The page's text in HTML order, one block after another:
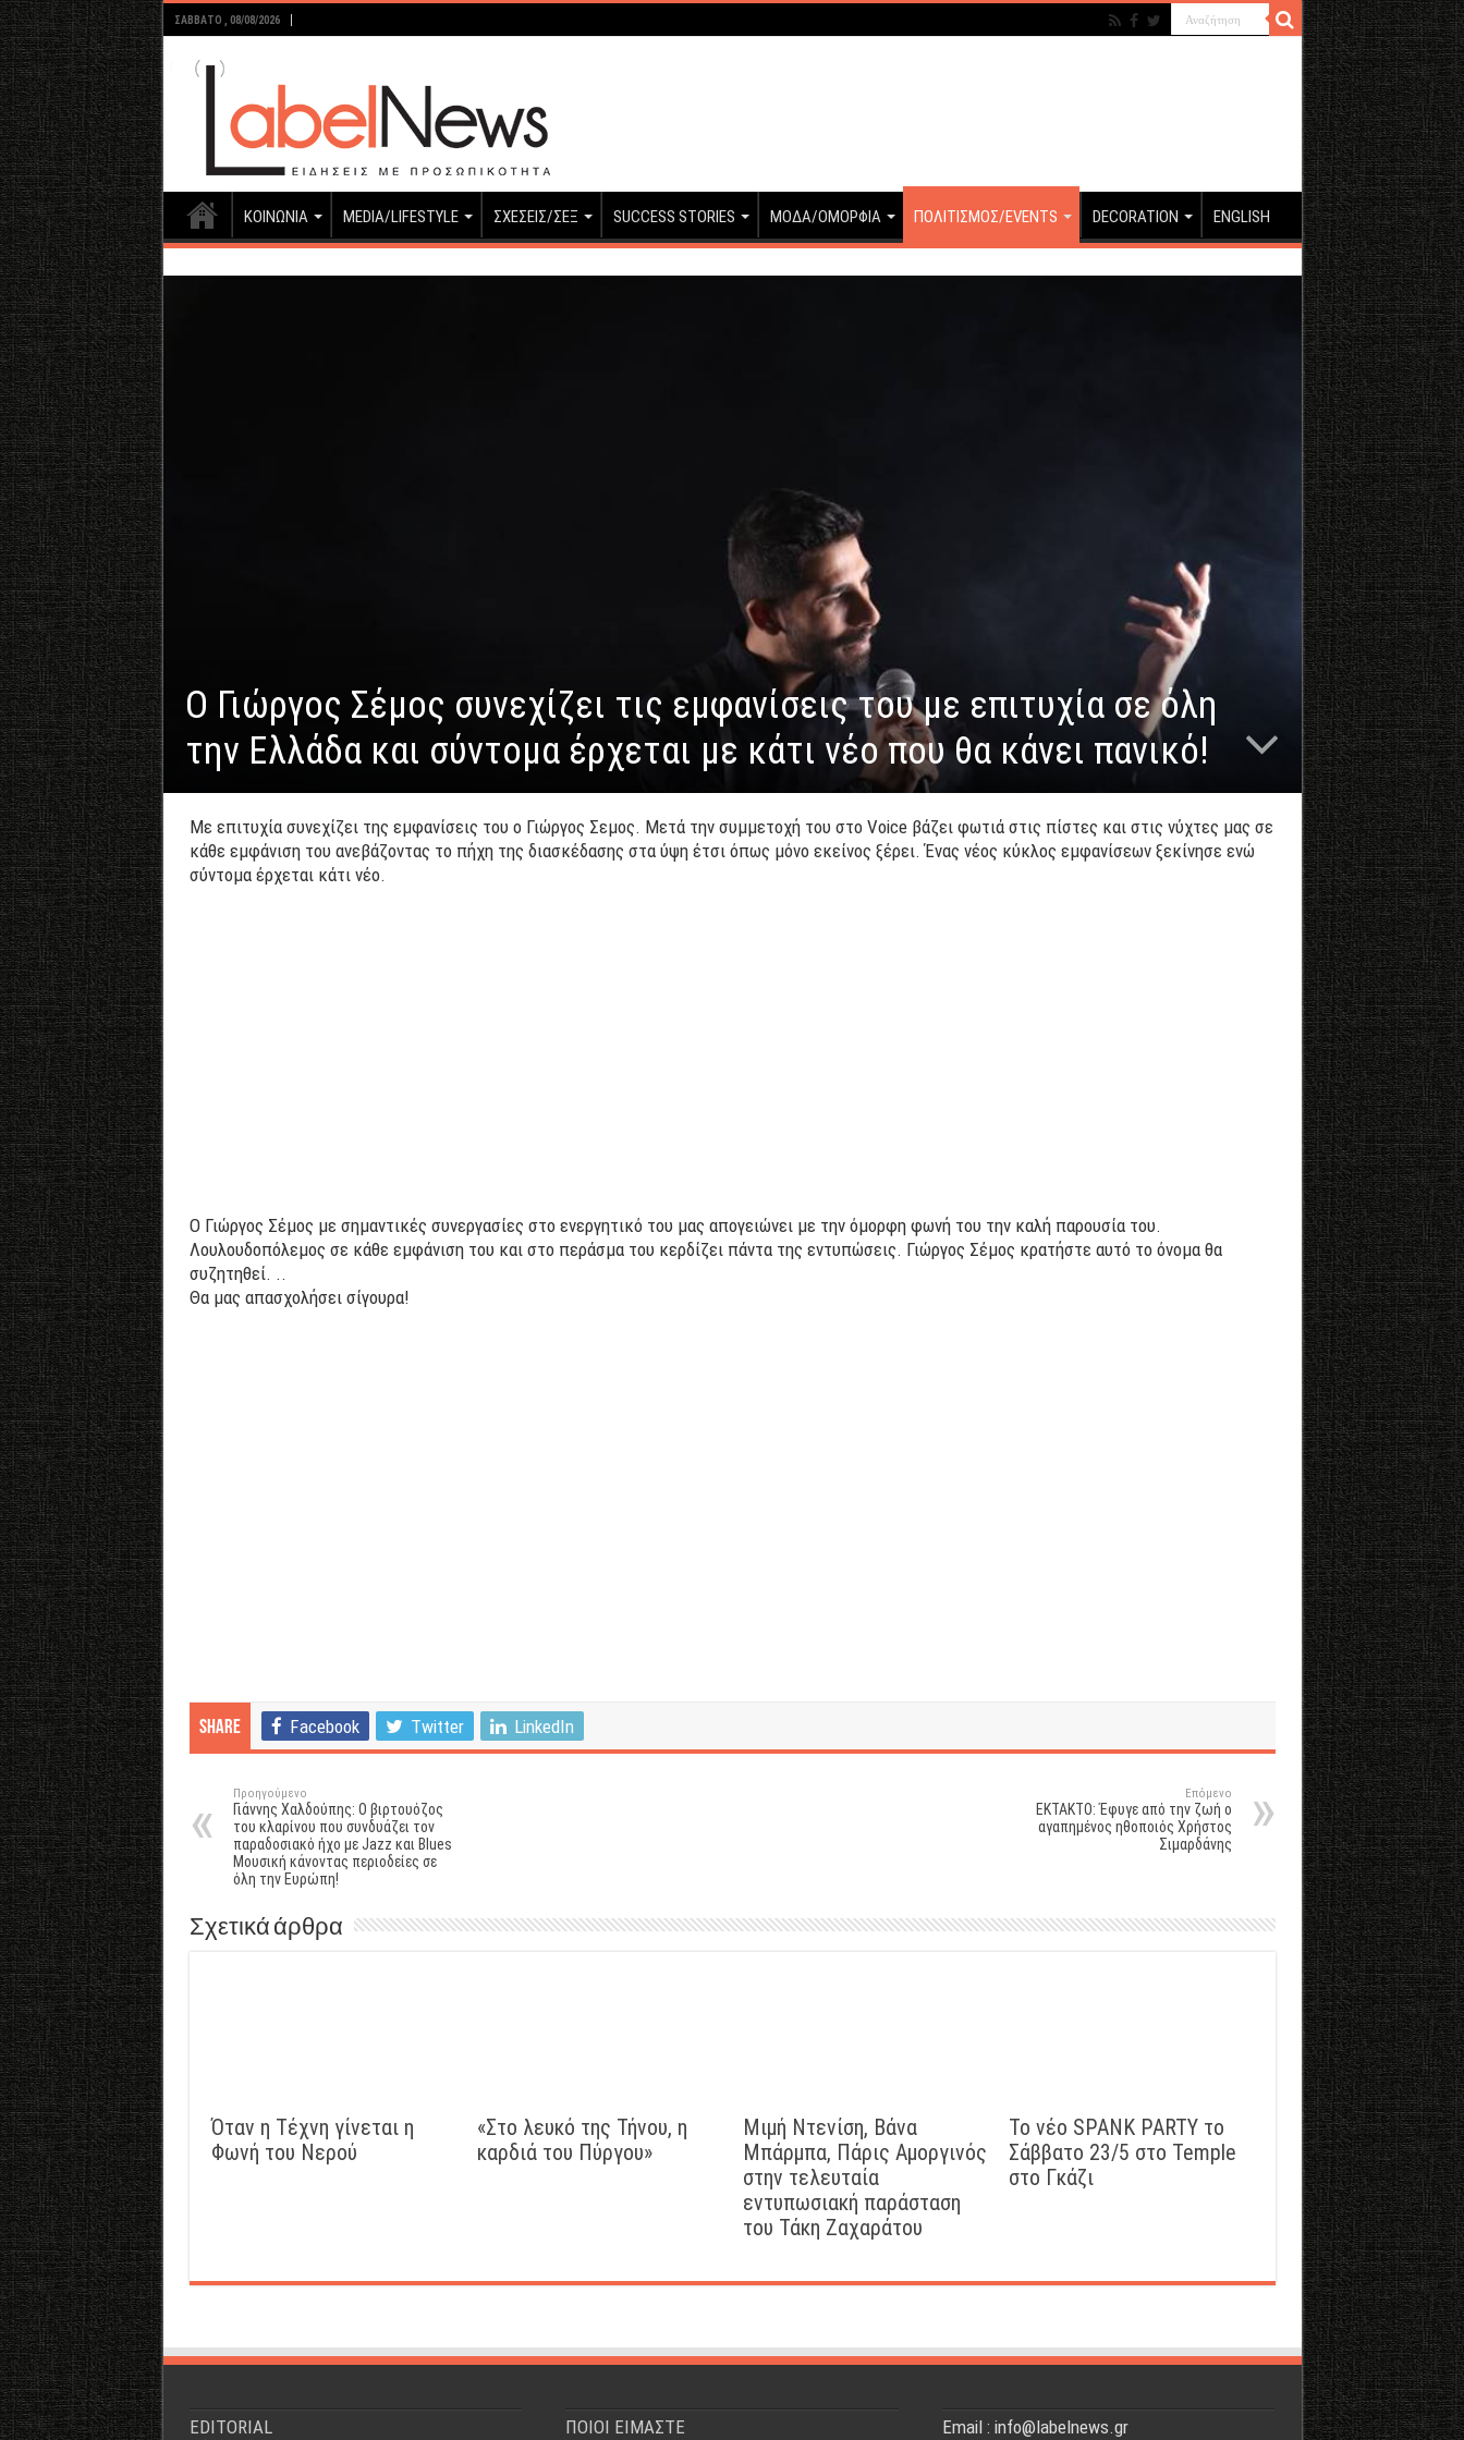
ΣΆΒΒΑΤΟ , 08/08/2026
ΚΟΙΝΩΝΙΑ MEDIA/LIFESTYLE ΣΧΕΣΕΙΣ/ΣΕΞ SUCCESS STORIES ΜΟΔΑ/ΟΜΟΡΦΙΑ ΠΟΛΙΤΙΣΜΟΣ/EVENTS DECORATION ENGLISH
Ο Γιώργος Σέμος συνεχίζει τις εμφανίσεις του με επιτυχία σε όλη
την Ελλάδα και σύντομα έρχεται με κάτι νέο που θα κάνει πανικό!
Με επιτυχία συνεχίζει της εμφανίσεις του ο Γιώργος Σεμος. Μετά την συμμετοχή του στο Voice βάζει φωτιά στις πίστες και στις νύχτες μας σε
κάθε εμφάνιση του ανεβάζοντας το πήχη της διασκέδασης στα ύψη έτσι όπως μόνο εκείνος ξέρει. Ένας νέος κύκλος εμφανίσεων ξεκίνησε ενώ
σύντομα έρχεται κάτι νέο.
Ο Γιώργος Σέμος με σημαντικές συνεργασίες στο ενεργητικό του μας απογειώνει με την όμορφη φωνή του την καλή παρουσία του.
Λουλουδοπόλεμος σε κάθε εμφάνιση του και στο περάσμα του κερδίζει πάντα της εντυπώσεις. Γιώργος Σέμος κρατήστε αυτό το όνομα θα
συζητηθεί. ..
Θα μας απασχολήσει σίγουρα!
Share Facebook Twitter LinkedIn
Προηγούμενο
Γιάννης Χαλδούπης: O βιρτουόζος
του κλαρίνου που συνδυάζει τον
παραδοσιακό ήχο με Jazz και Blues
Μουσική κάνοντας περιοδείες σε
όλη την Ευρώπη!
Επόμενο
ΕΚΤΑΚΤΟ: Έφυγε από την ζωή ο
αγαπημένος ηθοποιός Χρήστος
Σιμαρδάνης
Σχετικά άρθρα
Όταν η Τέχνη γίνεται η
Φωνή του Νερού
«Στο λευκό της Τήνου, η
καρδιά του Πύργου»
Μιμή Ντενίση, Βάνα
Μπάρμπα, Πάρις Αμοργινός
στην τελευταία
εντυπωσιακή παράσταση
του Τάκη Ζαχαράτου
Το νέο SPANK PARTY το
Σάββατο 23/5 στο Temple
στο Γκάζι
EDITORIAL ΠΟΙΟΙ ΕΙΜΑΣΤΕ
Email : info@labelnews.gr